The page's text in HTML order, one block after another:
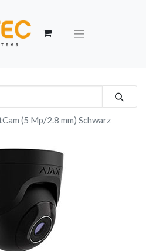
(5 Mp/2.8 mm) Schwarz